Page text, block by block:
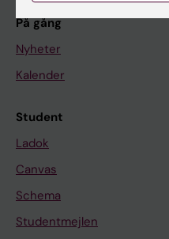
På gång
Nyheter
Kalender
Student
Ladok
Canvas
Schema
Studentmejlen